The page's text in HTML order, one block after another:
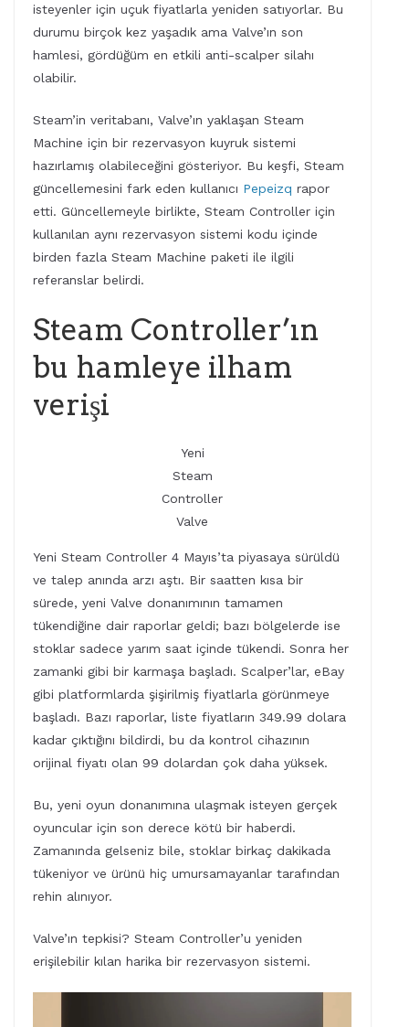
isteyenler için uçuk fiyatlarla yeniden satıyorlar. Bu
durumu birçok kez yaşadık ama Valve’ın son
hamlesi, gördüğüm en etkili anti-scalper silahı
olabilir.
Steam’in veritabanı, Valve’ın yaklaşan Steam
Machine için bir rezervasyon kuyruk sistemi
hazırlamış olabileceğini gösteriyor. Bu keşfi, Steam
güncellemesini fark eden kullanıcı Pepeizq rapor
etti. Güncellemeyle birlikte, Steam Controller için
kullanılan aynı rezervasyon sistemi kodu içinde
birden fazla Steam Machine paketi ile ilgili
referanslar belirdi.
Steam Controller’ın
bu hamleye ilham
verişi
Yeni
Steam
Controller
Valve
Yeni Steam Controller 4 Mayıs’ta piyasaya sürüldü
ve talep anında arzı aştı. Bir saatten kısa bir
sürede, yeni Valve donanımının tamamen
tükendiğine dair raporlar geldi; bazı bölgelerde ise
stoklar sadece yarım saat içinde tükendi. Sonra her
zamanki gibi bir karmaşa başladı. Scalper’lar, eBay
gibi platformlarda şişirilmiş fiyatlarla görünmeye
başladı. Bazı raporlar, liste fiyatların 349.99 dolara
kadar çıktığını bildirdi, bu da kontrol cihazının
orijinal fiyatı olan 99 dolardan çok daha yüksek.
Bu, yeni oyun donanımına ulaşmak isteyen gerçek
oyuncular için son derece kötü bir haberdi.
Zamanında gelseniz bile, stoklar birkaç dakikada
tükeniyor ve ürünü hiç umursamayanlar tarafından
rehin alınıyor.
Valve’ın tepkisi? Steam Controller’u yeniden
erişilebilir kılan harika bir rezervasyon sistemi.